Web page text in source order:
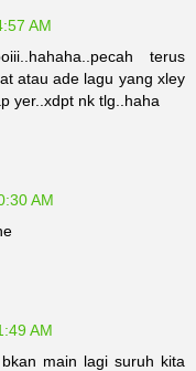
AM
terus
atau ade lagu yang xley
yer..xdpt nk tlg..haha
AM
AM
main lagi suruh kita